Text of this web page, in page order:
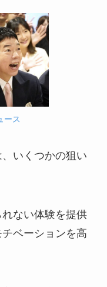
ース
いくつかの狙い
ない体験を提供
ベーションを高